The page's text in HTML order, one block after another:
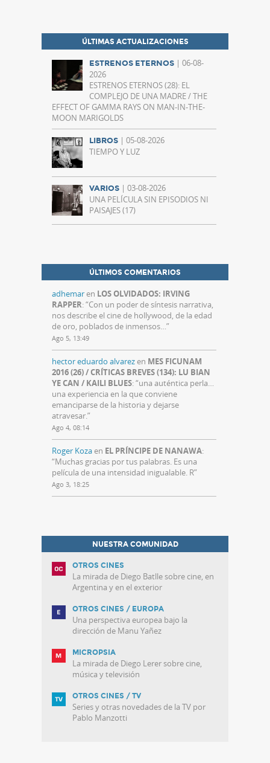
ÚLTIMAS ACTUALIZACIONES
ESTRENOS ETERNOS | 06-08-
2026
ESTRENOS ETERNOS (28): EL
COMPLEJO DE UNA MADRE / THE
EFFECT OF GAMMA RAYS ON MAN-IN-THE-
MOON MARIGOLDS
LIBROS | 05-08-2026
TIEMPO Y LUZ
VARIOS | 03-08-2026
UNA PELÍCULA SIN EPISODIOS NI
PAISAJES (17)
ÚLTIMOS COMENTARIOS
adhemaren LOS OLVIDADOS: IRVING
RAPPER: “Con un poder de síntesis narrativa,
nos describe el cine de hollywood, de la edad
de oro, poblados de inmensos…”
Ago 5, 13:49
hector eduardo alvarezen MES FICUNAM
2016 (26) / CRÍTICAS BREVES (134): LU BIAN
YE CAN / KAILI BLUES: “una auténtica perla…
una experiencia en la que conviene
emanciparse de la historia y dejarse
atravesar.”
Ago 4, 08:14
Roger Kozaen EL PRÍNCIPE DE NANAWA:
“Muchas gracias por tus palabras. Es una
película de una intensidad inigualable. R”
Ago 3, 18:25
NUESTRA COMUNIDAD
OTROS CINES
La mirada de Diego Batlle sobre cine, en
Argentina y en el exterior
OTROS CINES / EUROPA
Una perspectiva europea bajo la
dirección de Manu Yañez
MICROPSIA
La mirada de Diego Lerer sobre cine,
música y televisión
OTROS CINES / TV
Series y otras novedades de la TV por
Pablo Manzotti